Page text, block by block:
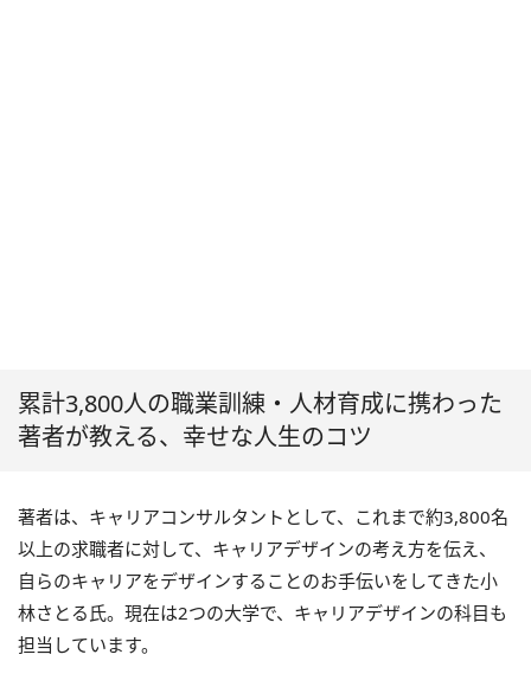
累計3,800人の職業訓練・人材育成に携わった
著者が教える、幸せな人生のコツ
著者は、キャリアコンサルタントとして、これまで約3,800名
以上の求職者に対して、キャリアデザインの考え方を伝え、
自らのキャリアをデザインすることのお手伝いをしてきた小
林さとる氏。現在は2つの大学で、キャリアデザインの科目も
担当しています。